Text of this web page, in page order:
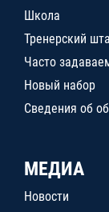
Школа
Тренерский
Часто
Новый набор
Сведения об
МЕДИА
Новости